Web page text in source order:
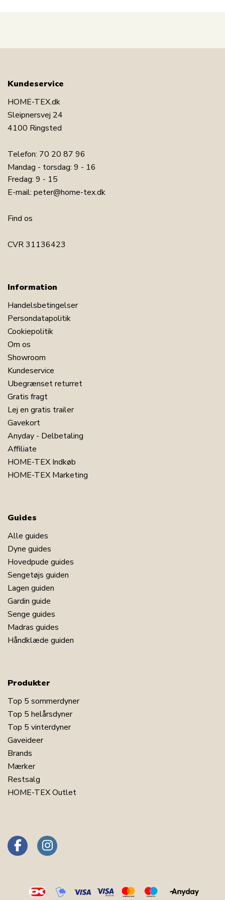
Se vores store udvalg af lagner
Har du spørgsmål til produktet?
Kundeservice
HOME-TEX.dk
Sleipnersvej 24
4100 Ringsted
Telefon: 70 20 87 96
Mandag - torsdag: 9 - 16
Fredag: 9 - 15
E-mail: peter@home-tex.dk
Find os
CVR 31136423
Information
Handelsbetingelser
Persondatapolitik
Cookiepolitik
Om os
Showroom
Kundeservice
Ubegrænset returret
Gratis fragt
Lej en gratis trailer
Gavekort
Anyday - Delbetaling
Affiliate
HOME-TEX Indkøb
HOME-TEX Marketing
Guides
Alle guides
Dyne guides
Hovedpude guides
Sengetøjs guiden
Lagen guiden
Gardin guide
Senge guides
Madras guides
Håndklæde guiden
Produkter
Top 5 sommerdyner
Top 5 helårsdyner
Top 5 vinterdyner
Gaveideer
Brands
Mærker
Restsalg
HOME-TEX Outlet